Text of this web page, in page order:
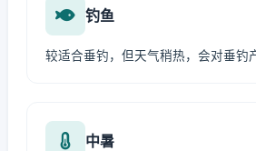
钓鱼
较适合垂钓，但天气稍热，会对垂钓
中暑